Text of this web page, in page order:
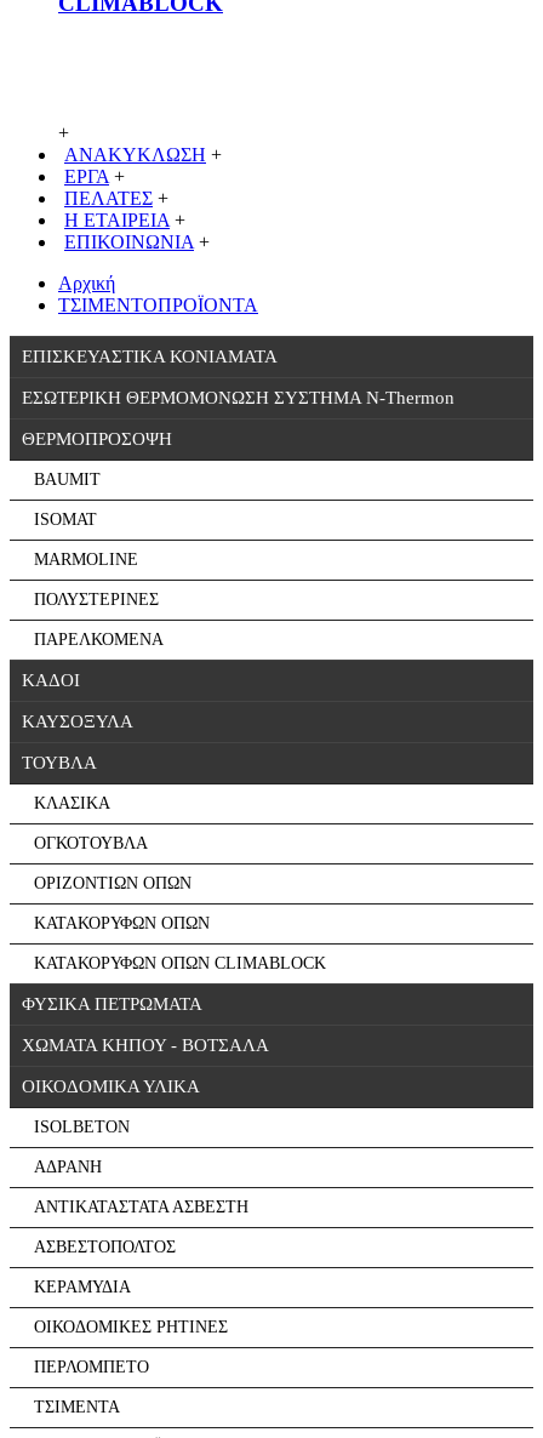
+
ΑΝΑΚΥΚΛΩΣΗ +
ΕΡΓΑ +
ΠΕΛΑΤΕΣ +
Η ΕΤΑΙΡΕΙΑ +
ΕΠΙΚΟΙΝΩΝΙΑ +
Αρχική
ΤΣΙΜΕΝΤΟΠΡΟΪΟΝΤΑ
ΕΠΙΣΚΕΥΑΣΤΙΚΑ ΚΟΝΙΑΜΑΤΑ
ΕΣΩΤΕΡΙΚΗ ΘΕΡΜΟΜΟΝΩΣΗ ΣΥΣΤΗΜΑ N-Thermon
ΘΕΡΜΟΠΡΟΣΟΨΗ
BAUMIT
ISOMAT
MARMOLINE
ΠΟΛΥΣΤΕΡΙΝΕΣ
ΠΑΡΕΛΚΟΜΕΝΑ
ΚΑΔΟΙ
ΚΑΥΣΟΞΥΛΑ
ΤΟΥΒΛΑ
ΚΛΑΣΙΚΑ
ΟΓΚΟΤΟΥΒΛΑ
ΟΡΙΖΟΝΤΙΩΝ ΟΠΩΝ
ΚΑΤΑΚΟΡΥΦΩΝ ΟΠΩΝ
ΚΑΤΑΚΟΡΥΦΩΝ ΟΠΩΝ CLIMABLOCK
ΦΥΣΙΚΑ ΠΕΤΡΩΜΑΤΑ
ΧΩΜΑΤΑ ΚΗΠΟΥ - ΒΟΤΣΑΛΑ
ΟΙΚΟΔΟΜΙΚΑ ΥΛΙΚΑ
ISOLBETON
ΑΔΡΑΝΗ
ΑΝΤΙΚΑΤΑΣΤΑΤΑ ΑΣΒΕΣΤΗ
ΑΣΒΕΣΤΟΠΟΛΤΟΣ
ΚΕΡΑΜΥΔΙΑ
ΟΙΚΟΔΟΜΙΚΕΣ ΡΗΤΙΝΕΣ
ΠΕΡΛΟΜΠΕΤΟ
ΤΣΙΜΕΝΤΑ